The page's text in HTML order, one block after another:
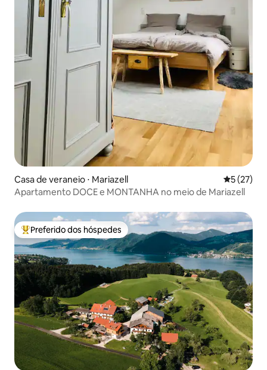
Casa de veraneio ⋅ Mariazell 5 de uma
5 (27)
Apartamento DOCE e MONTANHA no meio de Mariazell
Entre os melhores preferidos dos hóspedes
Preferido dos hóspedes